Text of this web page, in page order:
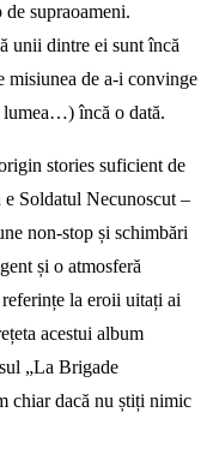
supraoameni.
unii dintre ei sunt încă
misiunea de a-i convinge
lumea…) încă o dată.
stories suficient de
Soldatul Necunoscut –
non-stop și schimbări
și o atmosferă
la eroii uitați ai
acestui album
„La Brigade
chiar dacă nu știți nimic